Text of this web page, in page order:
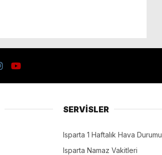
SERVİSLER
Isparta 1 Haftalık Hava Durumu
Isparta Namaz Vakitleri